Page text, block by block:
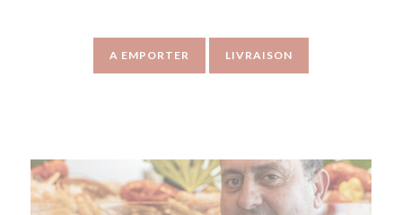
A EMPORTER LIVRAISON